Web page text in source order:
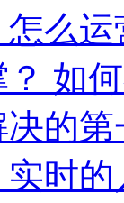
么
如
的
时